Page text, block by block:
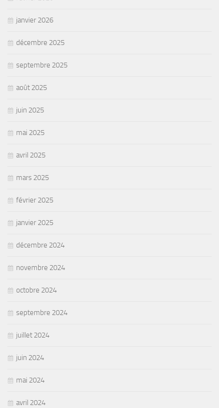
janvier 2026
décembre 2025
septembre 2025
août 2025
juin 2025
mai 2025
avril 2025
mars 2025
février 2025
janvier 2025
décembre 2024
novembre 2024
octobre 2024
septembre 2024
juillet 2024
juin 2024
mai 2024
avril 2024